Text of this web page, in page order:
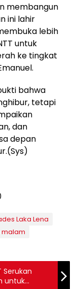
membangun
ini lahir
lebih
untuk
ke tingkat
bahwa
tetapi
dan
depan
Laka Lena
malam
Serukan
untuk